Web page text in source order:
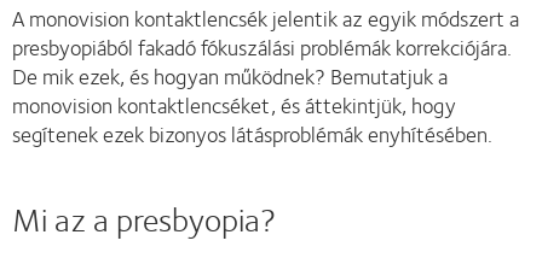
A monovision kontaktlencsék jelentik az egyik módszert a
presbyopiából fakadó fókuszálási problémák korrekciójára.
De mik ezek, és hogyan működnek? Bemutatjuk a
monovision kontaktlencséket, és áttekintjük, hogy
segítenek ezek bizonyos látásproblémák enyhítésében.
Mi az a presbyopia?